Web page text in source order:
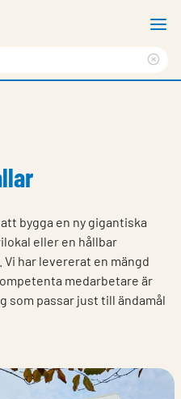
bygga en ny gigantiska
eller en hållbar
Vi har levererat en mängd
medarbetare är
som passar just till ändamål